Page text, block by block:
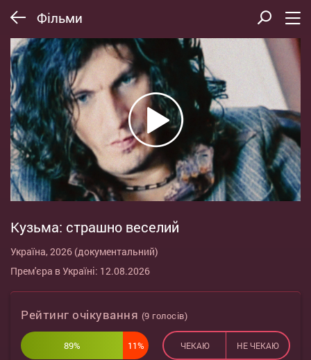
Фільми
Кузьма: страшно веселий
Україна, 2026 (документальний)
Прем'єра в Україні: 12.08.2026
Рейтинг очікування (9 голосів)
89% 11% ЧЕКАЮ НЕ ЧЕКАЮ